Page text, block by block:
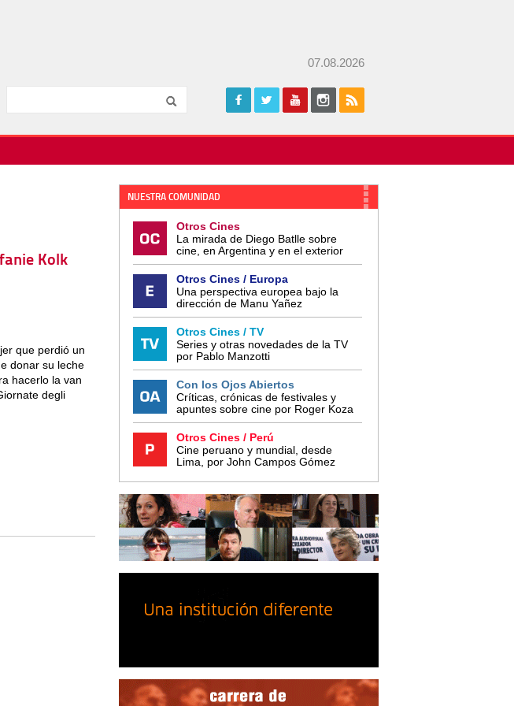
07.08.2026
Kolk
que perdió un
donar su leche
hacerlo la van
degli
NUESTRA COMUNIDAD
Otros Cines
La mirada de Diego Batlle sobre
cine, en Argentina y en el exterior
Otros Cines / Europa
Una perspectiva europea bajo la
dirección de Manu Yañez
Otros Cines / TV
Series y otras novedades de la TV
por Pablo Manzotti
Con los Ojos Abiertos
Críticas, crónicas de festivales y
apuntes sobre cine por Roger Koza
Otros Cines / Perú
Cine peruano y mundial, desde
Lima, por John Campos Gómez